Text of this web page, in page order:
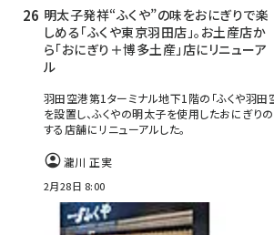
明太子発祥“ふくや”の味をおにぎりで楽
しめる「ふくや東京羽田店」。お土産店か
ら「おにぎり＋博多土産」店にリニューア
ル
羽田空港第1ターミナル地下1階の「ふくや羽田
を設置し、ふくやの明太子を使用したおにぎり
する店舗にリニューアルした。
瀧川 正実
2月28日 8:00